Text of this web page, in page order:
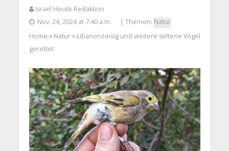
Israel Heute Redaktion
Nov. 24, 2024 at 7:40 a.m.
| Themen: Natur
Home > Natur> Libanonzeisig und weitere seltene Vögel
gerettet